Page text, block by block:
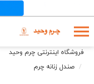
فروشگاه اینترنتی چرم وحید
صندل زنانه چرم